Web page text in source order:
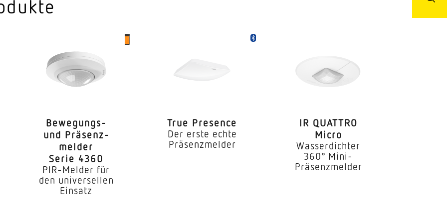
Treppenhaus WC / Waschraum Innenbereich
Deckeneinbau
2,8 m
4,00 m
Bewe­gungs-
und Präsenz­
melder
Serie 4360
PIR-Melder für
den universellen
Einsatz
True Presence
Der erste echte
Präsenzmelder
IR QUATTRO
Micro
Wasserdichter
360° Mini-
Präsenzmelder